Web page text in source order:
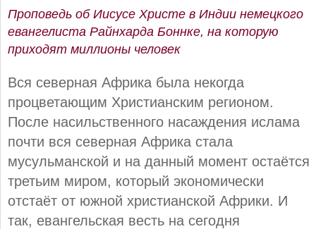
Проповедь об Иисусе Христе в Индии немецкого
евангелиста Райнхарда Боннке, на которую
приходят миллионы человек
Вся северная Африка была некогда
процветающим Христианским регионом.
После насильственного насаждения ислама
почти вся северная Африка стала
мусульманской и на данный момент остаётся
третьим миром, который экономически
отстаёт от южной христианской Африки. И
так, евангельская весть на сегодня